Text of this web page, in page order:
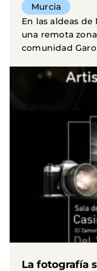
Murcia
En las aldeas
una remota
comunidad
La fotografía